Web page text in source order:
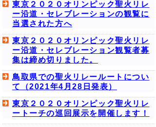
東京２０２０オリンピック聖火リレ
ー沿道・セレブレーションの観覧に
当選された方へ
東京２０２０オリンピック聖火リレ
ー沿道・セレブレーション観覧者募
集は締め切りました。
鳥取県での聖火リレールートについ
て（2021年4月28日発表）
東京２０２０オリンピック聖火リレ
ートーチの巡回展示を開催します！